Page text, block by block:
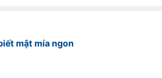
mật mía ngon